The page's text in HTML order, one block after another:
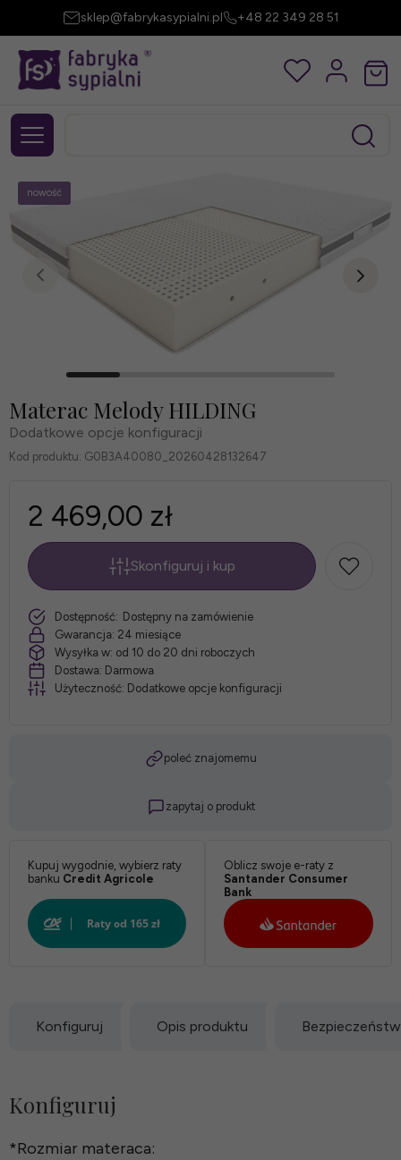
sklep@fabrykasypialni.pl +48 22 349 28 51
nowość
Materac Melody HILDING
Dodatkowe opcje konfiguracji
Kod produktu: G0B3A40080_20260428132647
2 469,00 zł
*Rozmiar
materaca:
*
szt.
Skonfiguruj i kup
Dostępność: Dostępny na zamówienie
Gwarancja: 24 miesiące
Wysyłka w: od 10 do 20 dni roboczych
Dostawa: Darmowa
Użyteczność: Dodatkowe opcje konfiguracji
poleć znajomemu
zapytaj o produkt
Kupuj wygodnie, wybierz raty
banku Credit Agricole
Oblicz swoje e-raty z
Santander Consumer
Bank
Konfiguruj Opis produktu
Konfiguruj
*Rozmiar materaca: